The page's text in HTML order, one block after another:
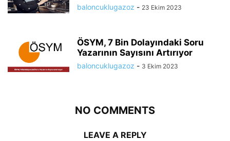
baloncuklugazoz - 23 Ekim 2023
ÖSYM, 7 Bin Dolayındaki Soru
Yazarının Sayısını Artırıyor
baloncuklugazoz - 3 Ekim 2023
NO COMMENTS
LEAVE A REPLY